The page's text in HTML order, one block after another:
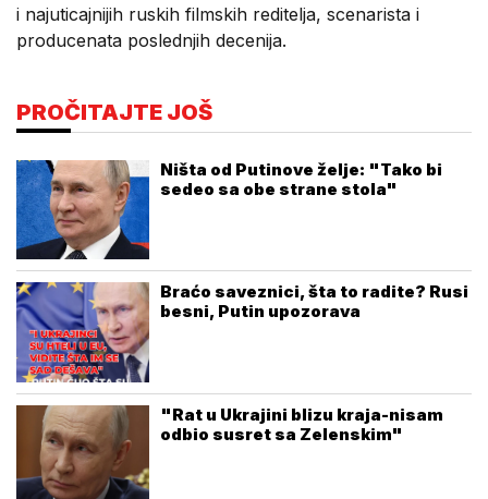
i najuticajnijih ruskih filmskih reditelja, scenarista i
producenata poslednjih decenija.
PROČITAJTE JOŠ
Ništa od Putinove želje: "Tako bi
sedeo sa obe strane stola"
Braćo saveznici, šta to radite? Rusi
besni, Putin upozorava
"Rat u Ukrajini blizu kraja-nisam
odbio susret sa Zelenskim"